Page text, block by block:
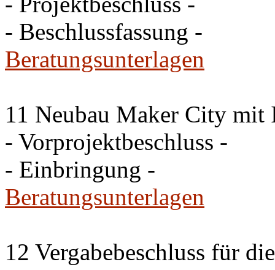
- Beschlussfassung -
Beratungsunterlagen
11 Neubau Maker City mit
- Vorprojektbeschluss -
- Einbringung -
Beratungsunterlagen
12 Vergabebeschluss für